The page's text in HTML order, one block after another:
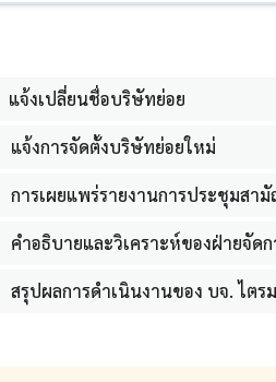
แจ้งเปลี่ยนชื่อบริษัทย่อย
แจ้งการจัดตั้งบริษัทย่อยใหม่
การเผยแพร่รายงานการประชุมสา
คำอธิบายและวิเคราะห์ของฝ่ายจัด
สรุปผลการดำเนินงานของ บจ. ไต